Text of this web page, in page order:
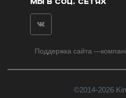
Поддержка сайта
©2014-2026